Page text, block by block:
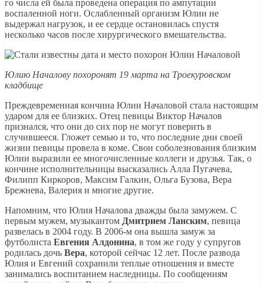
го числа ей была проведена операция по ампутации
воспаленной ноги. Ослабленный организм Юлии не
выдержал нагрузок, и ее сердце остановилась спустя
несколько часов после хирургического вмешательства.
Юлию Началову похоронят 19 марта на Троекуровском
кладбище
Преждевременная кончина Юлии Началовой стала настоящим
ударом для ее близких. Отец певицы Виктор Началов
признался, что они до сих пор не могут поверить в
случившееся. Гложет семью и то, что последние дни своей
жизни певицы провела в коме. Свои соболезнования близким
Юлии выразили ее многочисленные коллеги и друзья. Так, о
кончине исполнительницы высказались Алла Пугачева,
Филипп Киркоров, Максим Галкин, Ольга Бузова, Вера
Брежнева, Валерия и многие другие.
Напомним, что Юлия Началова дважды была замужем. С
первым мужем, музыкантом Дмитрием Ланским, певица
развелась в 2004 году. В 2006-м она вышла замуж за
футболиста Евгения Алдонина, в том же году у супругов
родилась дочь Вера, которой сейчас 12 лет. После развода
Юлия и Евгений сохранили теплые отношения и вместе
занимались воспитанием наследницы. По сообщениям